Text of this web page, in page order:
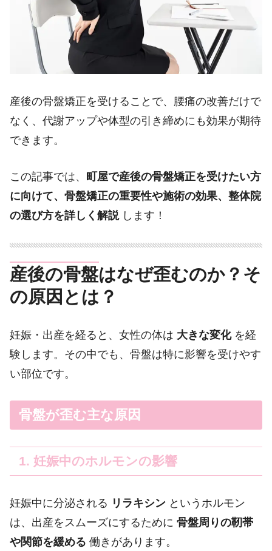
産後の骨盤矯正を受けることで、腰痛の改善だけで
なく、代謝アップや体型の引き締めにも効果が期待
できます。
この記事では、
町屋で産後の骨盤矯正を受けたい方
に向けて、骨盤矯正の重要性や施術の効果、整体院
の選び方を詳しく解説します！
産後の骨盤はなぜ歪むのか？そ
の原因とは？
妊娠・出産を経ると、女性の体は 大きな変化を経
験します。その中でも、骨盤は特に影響を受けやす
い部位です。
骨盤が歪む主な原因
1. 妊娠中のホルモンの影響
妊娠中に分泌される リラキシン というホルモン
は、出産をスムーズにするために 骨盤周りの靭帯
や関節を緩める 働きがあります。